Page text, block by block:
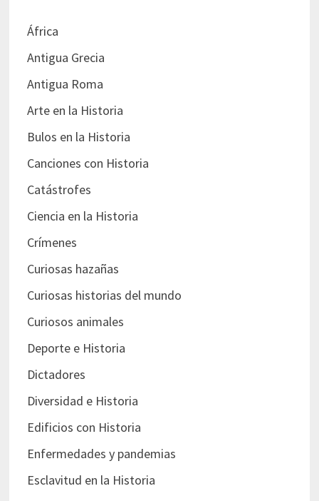
África
Antigua Grecia
Antigua Roma
Arte en la Historia
Bulos en la Historia
Canciones con Historia
Catástrofes
Ciencia en la Historia
Crímenes
Curiosas hazañas
Curiosas historias del mundo
Curiosos animales
Deporte e Historia
Dictadores
Diversidad e Historia
Edificios con Historia
Enfermedades y pandemias
Esclavitud en la Historia